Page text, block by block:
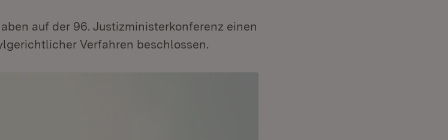
auf der 96. Justizministerkonferenz einen
Verfahren beschlossen.